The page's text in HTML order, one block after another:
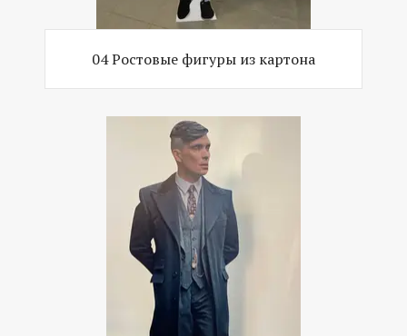
04 Ростовые фигуры из картона